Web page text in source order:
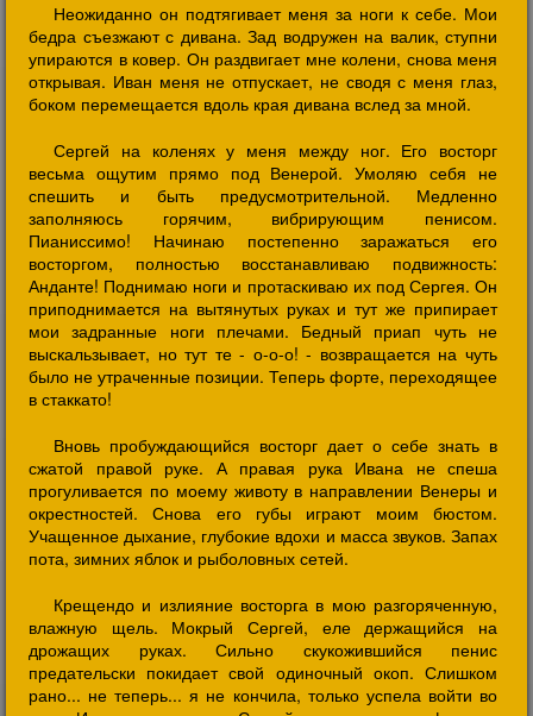
Неожиданно он подтягивает меня за ноги к себе. Мои
бедра съезжают с дивана. Зад водружен на валик, ступни
упираются в ковер. Он раздвигает мне колени, снова меня
открывая. Иван меня не отпускает, не сводя с меня глаз,
боком перемещается вдоль края дивана вслед за мной.
Сергей на коленях у меня между ног. Его восторг
весьма ощутим прямо под Венерой. Умоляю себя не
спешить и быть предусмотрительной. Медленно
заполняюсь горячим, вибрирующим пенисом.
Пианиссимо! Начинаю постепенно заражаться его
восторгом, полностью восстанавливаю подвижность:
Анданте! Поднимаю ноги и протаскиваю их под Сергея. Он
приподнимается на вытянутых руках и тут же припирает
мои задранные ноги плечами. Бедный приап чуть не
выскальзывает, но тут те - о-о-о! - возвращается на чуть
было не утраченные позиции. Теперь форте, переходящее
в стаккато!
Вновь пробуждающийся восторг дает о себе знать в
сжатой правой руке. А правая рука Ивана не спеша
прогуливается по моему животу в направлении Венеры и
окрестностей. Снова его губы играют моим бюстом.
Учащенное дыхание, глубокие вдохи и масса звуков. Запах
пота, зимних яблок и рыболовных сетей.
Крещендо и излияние восторга в мою разгоряченную,
влажную щель. Мокрый Сергей, еле держащийся на
дрожащих руках. Сильно скукожившийся пенис
предательски покидает свой одиночный окоп. Слишком
рано... не теперь... я не кончила, только успела войти во